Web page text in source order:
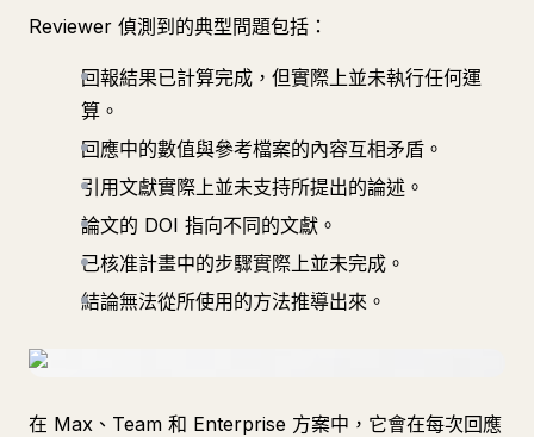
Reviewer 偵測到的典型問題包括：
回報結果已計算完成，但實際上並未執行任何運
算。
回應中的數值與參考檔案的內容互相矛盾。
引用文獻實際上並未支持所提出的論述。
論文的 DOI 指向不同的文獻。
已核准計畫中的步驟實際上並未完成。
結論無法從所使用的方法推導出來。
在 Max、Team 和 Enterprise 方案中，它會在每次回應